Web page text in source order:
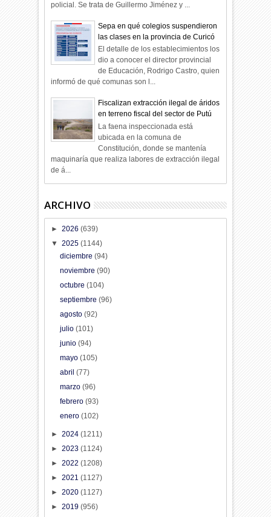
policial. Se trata de Guillermo Jiménez y ...
Sepa en qué colegios suspendieron
las clases en la provincia de Curicó
El detalle de los establecimientos los
dio a conocer el director provincial
de Educación, Rodrigo Castro, quien
informó de qué comunas son l...
Fiscalizan extracción ilegal de áridos
en terreno fiscal del sector de Putú
La faena inspeccionada está
ubicada en la comuna de
Constitución, donde se mantenía
maquinaría que realiza labores de extracción ilegal
de á...
ARCHIVO
►2026(639)
▼2025(1144)
diciembre (94)
noviembre (90)
octubre (104)
septiembre (96)
agosto (92)
julio (101)
junio (94)
mayo (105)
abril (77)
marzo (96)
febrero (93)
enero (102)
►2024(1211)
►2023(1124)
►2022(1208)
►2021(1127)
►2020(1127)
►2019(956)